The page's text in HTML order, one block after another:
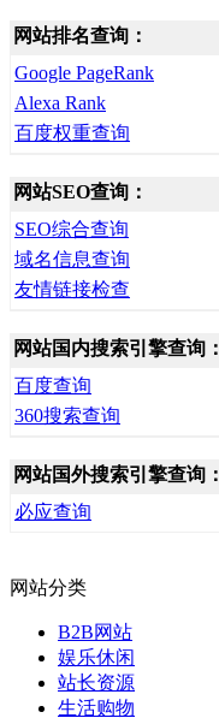
网站排名查询：
Google PageRank
Alexa Rank
百度权重查询
网站SEO查询：
SEO综合查询
域名信息查询
友情链接检查
网站国内搜索引擎查询：
百度查询
360搜索查询
网站国外搜索引擎查询：
必应查询
网站分类
B2B网站
娱乐休闲
站长资源
生活购物